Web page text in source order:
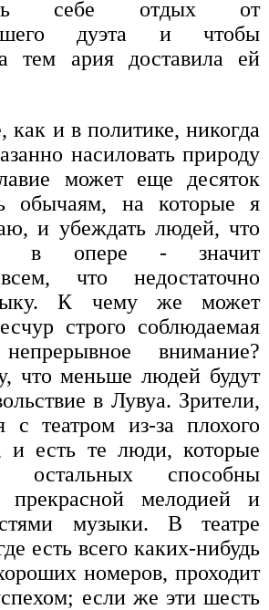
себе отдых от
дуэта и чтобы
тем ария доставила ей
как и в политике, никогда
насиловать природу
может еще десяток
обычаям, на которые я
и убеждать людей, что
в опере - значит
что недостаточно
К чему же может
строго соблюдаемая
внимание?
что меньше людей будут
в Лувуа. Зрители,
с театром из-за плохого
и есть те люди, которые
остальных способны
прекрасной мелодией и
музыки. В театре
есть всего каких-нибудь
номеров, проходит
если же эти шесть